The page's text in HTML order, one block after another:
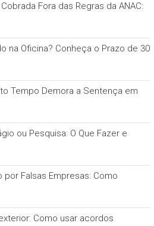
Fora das Regras da ANAC:
na Oficina? Conheça o Prazo de 30
Tempo Demora a Sentença em
ou Pesquisa: O Que Fazer e
por Falsas Empresas: Como
Como usar acordos